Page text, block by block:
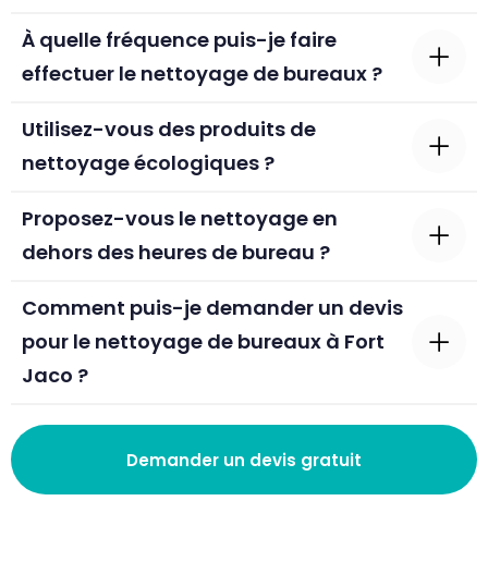
À quelle fréquence puis-je faire
effectuer le nettoyage de bureaux ?
Utilisez-vous des produits de
nettoyage écologiques ?
Proposez-vous le nettoyage en
dehors des heures de bureau ?
Comment puis-je demander un devis
pour le nettoyage de bureaux à Fort
Jaco ?
Demander un devis gratuit